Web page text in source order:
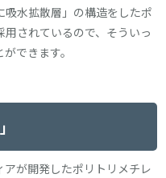
水拡散層」の構造をしたポ
されているので、そういっ
できます。
アが開発したポリトリメチレ